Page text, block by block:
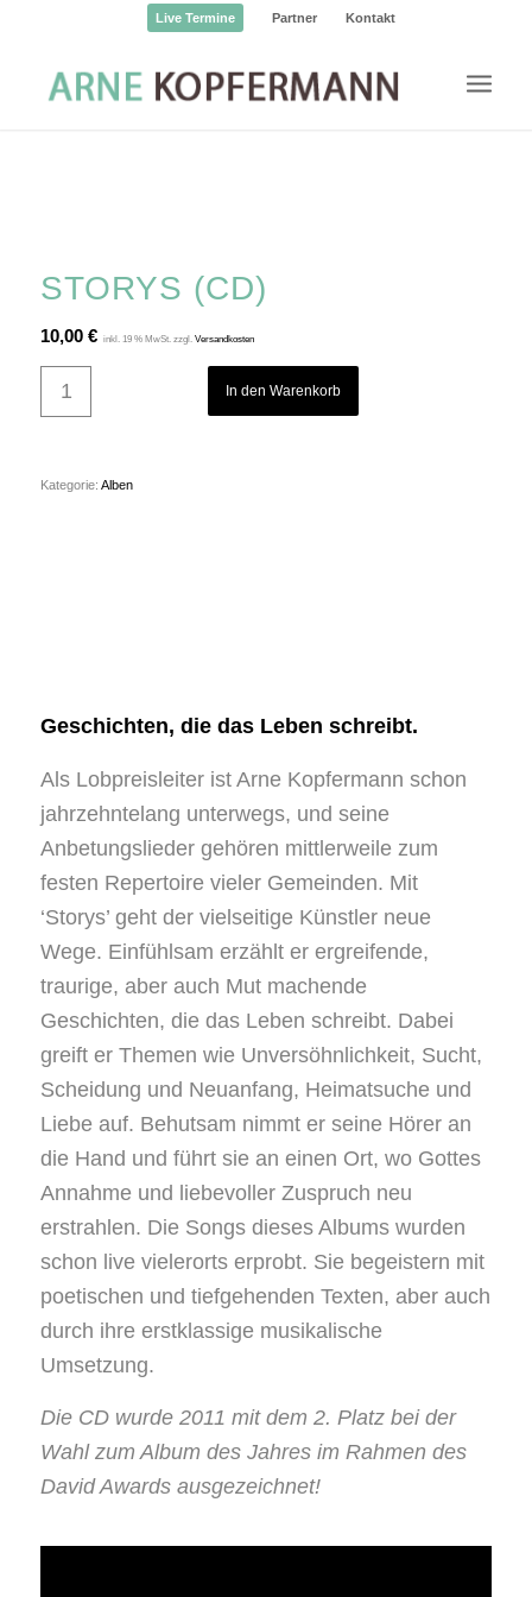
Live Termine Partner Kontakt
STORYS (CD)
10,00 € inkl. 19 % MwSt. zzgl. Versandkosten
In den Warenkorb
Kategorie: Alben
Geschichten, die das Leben schreibt.
Als Lobpreisleiter ist Arne Kopfermann schon
jahrzehntelang unterwegs, und seine
Anbetungslieder gehören mittlerweile zum
festen Repertoire vieler Gemeinden. Mit
‘Storys’ geht der vielseitige Künstler neue
Wege. Einfühlsam erzählt er ergreifende,
traurige, aber auch Mut machende
Geschichten, die das Leben schreibt. Dabei
greift er Themen wie Unversöhnlichkeit, Sucht,
Scheidung und Neuanfang, Heimatsuche und
Liebe auf. Behutsam nimmt er seine Hörer an
die Hand und führt sie an einen Ort, wo Gottes
Annahme und liebevoller Zuspruch neu
erstrahlen. Die Songs dieses Albums wurden
schon live vielerorts erprobt. Sie begeistern mit
poetischen und tiefgehenden Texten, aber auch
durch ihre erstklassige musikalische
Umsetzung.
Die CD wurde 2011 mit dem 2. Platz bei der
Wahl zum Album des Jahres im Rahmen des
David Awards ausgezeichnet!